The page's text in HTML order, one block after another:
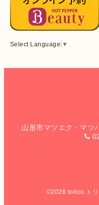
Select Language ▼
山形市マツエク・マツ
©2026 torico.トリ